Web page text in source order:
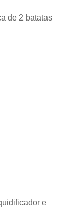
de 2 batatas
e